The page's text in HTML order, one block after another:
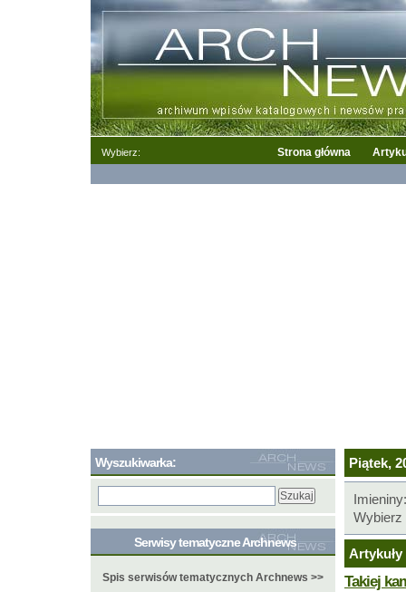
Wybierz: Strona główna
Piątek,
Wybierz
Takiej
Wyszukiwarka:
Serwisy tematyczne Archnews
Spis serwisów tematycznych Archnews >>